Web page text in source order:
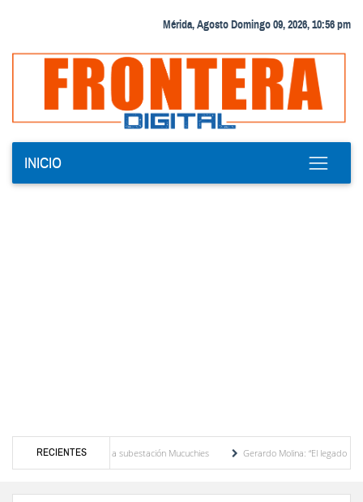
Mérida, Agosto Domingo 09, 2026, 10:56 pm
INICIO
RECIENTES
subestación Mucuchies
Gerardo Molina: “El legado de Alberto Adriani es una